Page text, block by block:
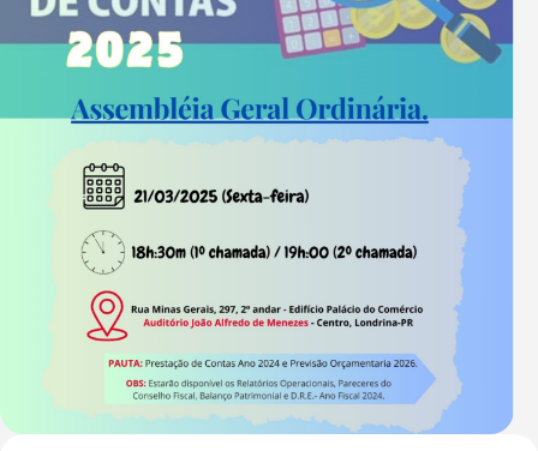
A.C.T. | C.C.T.
Informativo Senalba
Eventos
Destaques
Contato